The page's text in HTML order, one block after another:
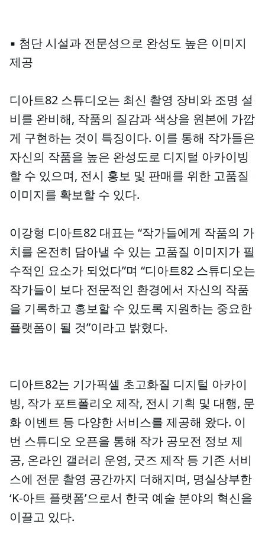
▪︎ 첨단 시설과 전문성으로 완성도 높은 이미지
제공
디아트82 스튜디오는 최신 촬영 장비와 조명 설
비를 완비해, 작품의 질감과 색상을 원본에 가깝
게 구현하는 것이 특징이다. 이를 통해 작가들은
자신의 작품을 높은 완성도로 디지털 아카이빙
할 수 있으며, 전시 홍보 및 판매를 위한 고품질
이미지를 확보할 수 있다.
이강형 디아트82 대표는 “작가들에게 작품의 가
치를 온전히 담아낼 수 있는 고품질 이미지가 필
수적인 요소가 되었다”며 “디아트82 스튜디오는
작가들이 보다 전문적인 환경에서 자신의 작품
을 기록하고 홍보할 수 있도록 지원하는 중요한
플랫폼이 될 것”이라고 밝혔다.
디아트82는 기가픽셀 초고화질 디지털 아카이
빙, 작가 포트폴리오 제작, 전시 기획 및 대행, 문
화 이벤트 등 다양한 서비스를 제공해 왔다. 이
번 스튜디오 오픈을 통해 작가 공모전 정보 제
공, 온라인 갤러리 운영, 굿즈 제작 등 기존 서비
스에 전문 촬영 공간까지 더해지며, 명실상부한
‘K-아트 플랫폼’으로서 한국 예술 분야의 혁신을
이끌고 있다.